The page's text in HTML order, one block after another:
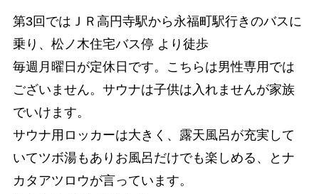
第3回ではＪＲ高円寺駅から永福町駅行きのバスに
乗り、松ノ木住宅バス停 より徒歩
毎週月曜日が定休日です。こちらは男性専用では
ございません。サウナは子供は入れませんが家族
でいけます。
サウナ用ロッカーは大きく、露天風呂が充実して
いてツボ湯もありお風呂だけでも楽しめる、とナ
カタアツロウが言っています。